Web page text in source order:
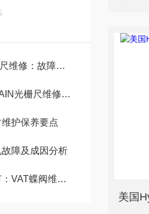
障排查与维护实践
修：结构与故障分析
护保养要点
障及成因分析
理与密封性能重构技术